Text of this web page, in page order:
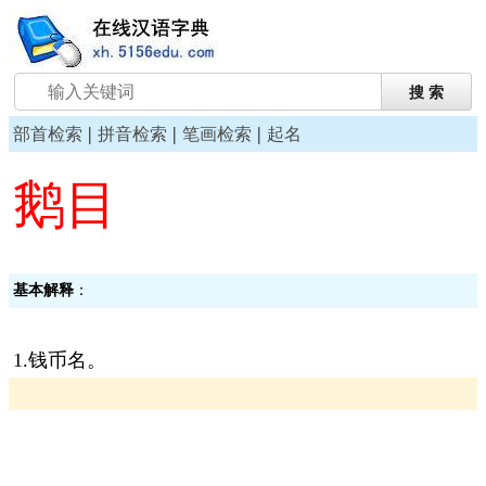
部首检索 | 拼音检索 | 笔画检索 | 起名
鹅目
基本解释 ：
1.钱币名。